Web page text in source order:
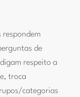
de
respeito a
troca
categorias